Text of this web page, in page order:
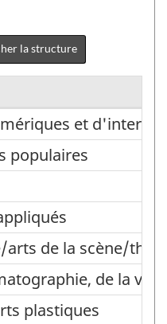
la structure
et
et
populaires
populaires
arts de la scène/
de la scène/
de la
de la
plastiques
plastiques